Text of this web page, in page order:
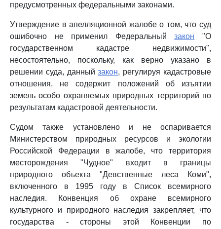
предусмотренных федеральными законами.
Утверждение в апелляционной жалобе о том, что суд
ошибочно не применил Федеральныйзакон "О
государственном кадастре недвижимости",
несостоятельно, поскольку, как верно указано в
решении суда, данныйзакон, регулируя кадастровые
отношения, не содержит положений об изъятии
земель особо охраняемых природных территорий по
результатам кадастровой деятельности.
Судом также установлено и не оспаривается
Министерством природных ресурсов и экологии
Российской Федерации в жалобе, что территория
месторождения "Чудное" входит в границы
природного объекта "Девственные леса Коми",
включенного в 1995 году в Список всемирного
наследия. Конвенция об охране всемирного
культурного и природного наследия закрепляет, что
государства - стороны этой Конвенции по